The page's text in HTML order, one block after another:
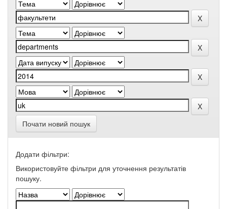
Почати новий пошук
Додати фільтри:
Використовуйте фільтри для уточнення результатів
пошуку.